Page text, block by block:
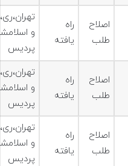
اصلاح
طلب
راه
یافته
و
پردیس
اصلاح
طلب
راه
یافته
و
پردیس
اصلاح
طلب
راه
یافته
و
پردیس